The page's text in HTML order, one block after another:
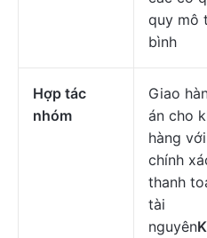
quy mô
bình
Hợp tác
nhóm
Giao
án cho
hàng
chính
thanh
tài
nguyên